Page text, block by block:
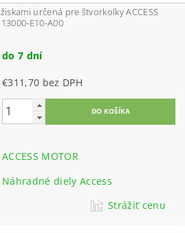
určená pre štvorkolky ACCESS
E10-A00
do 7 dní
€311,70 bez DPH
ACCESS MOTOR
Náhradné diely Access
Strážiť cenu